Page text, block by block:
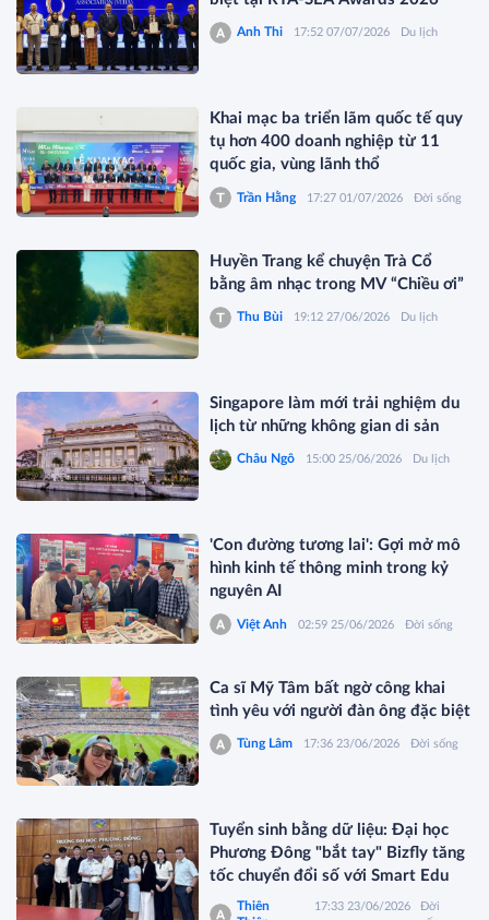
Anh Thi 17:52 07/07/2026 Du lịch
Khai mạc ba triển lãm quốc tế quy
tụ hơn 400 doanh nghiệp từ 11
quốc gia, vùng lãnh thổ
Trần Hằng 17:27 01/07/2026 Đời sống
Huyền Trang kể chuyện Trà Cổ
bằng âm nhạc trong MV “Chiều ơi”
Thu Bùi 19:12 27/06/2026 Du lịch
Singapore làm mới trải nghiệm du
lịch từ những không gian di sản
Châu Ngô 15:00 25/06/2026 Du lịch
'Con đường tương lai': Gợi mở mô
hình kinh tế thông minh trong kỷ
nguyên AI
Việt Anh 02:59 25/06/2026 Đời sống
Ca sĩ Mỹ Tâm bất ngờ công khai
tình yêu với người đàn ông đặc biệt
Tùng Lâm 17:36 23/06/2026 Đời sống
Tuyển sinh bằng dữ liệu: Đại học
Phương Đông "bắt tay" Bizfly tăng
tốc chuyển đổi số với Smart Edu
Thiên
17:33 23/06/2026
Đời